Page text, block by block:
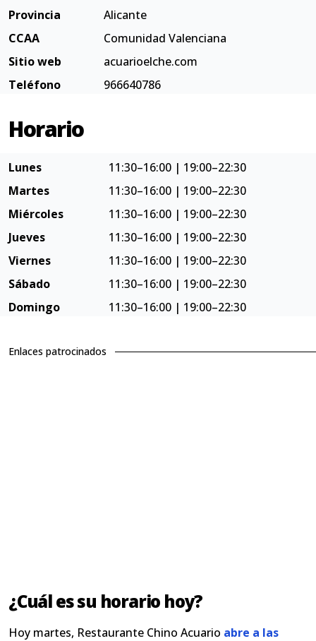
Provincia
Alicante
CCAA
Comunidad Valenciana
Sitio web
acuarioelche.com
Teléfono
966640786
Horario
Lunes
11:30–16:00 | 19:00–22:30
Martes
11:30–16:00 | 19:00–22:30
Miércoles
11:30–16:00 | 19:00–22:30
Jueves
11:30–16:00 | 19:00–22:30
Viernes
11:30–16:00 | 19:00–22:30
Sábado
11:30–16:00 | 19:00–22:30
Domingo
11:30–16:00 | 19:00–22:30
Enlaces patrocinados
¿Cuál es su horario hoy?
Hoy martes, Restaurante Chino Acuario abre a las